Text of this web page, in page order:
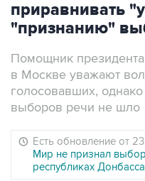
приравнивать
"признанию"
Помощник
в Москве уважают
голосовавших,
выборов речи не шло
Есть обновление от
Мир не признал
республиках Донбасса